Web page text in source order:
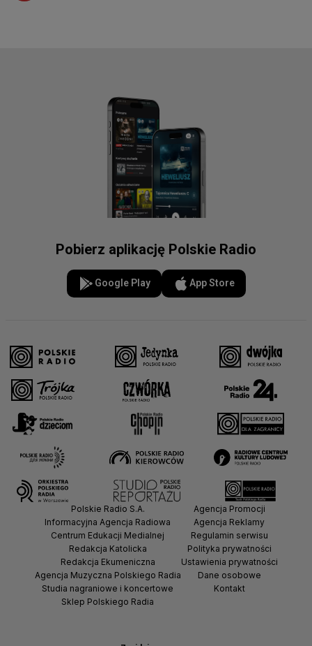
Pobierz aplikację Polskie Radio
Google Play App Store
Polskie Radio S.A.
Informacyjna Agencja Radiowa
Centrum Edukacji Medialnej
Redakcja Katolicka
Redakcja Ekumeniczna
Agencja Muzyczna Polskiego Radia
Studia nagraniowe i koncertowe
Sklep Polskiego Radia
Agencja Promocji
Agencja Reklamy
Regulamin serwisu
Polityka prywatności
Ustawienia prywatności
Dane osobowe
Kontakt